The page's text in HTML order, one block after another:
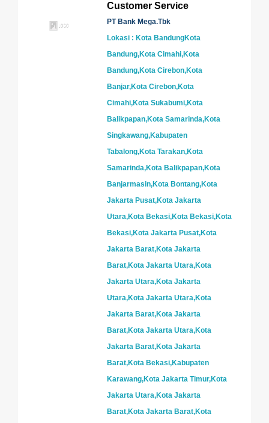
Customer Service
PT Bank Mega.Tbk
Lokasi : Kota BandungKota
Bandung,Kota Cimahi,Kota
Bandung,Kota Cirebon,Kota
Banjar,Kota Cirebon,Kota
Cimahi,Kota Sukabumi,Kota
Balikpapan,Kota Samarinda,Kota
Singkawang,Kabupaten
Tabalong,Kota Tarakan,Kota
Samarinda,Kota Balikpapan,Kota
Banjarmasin,Kota Bontang,Kota
Jakarta Pusat,Kota Jakarta
Utara,Kota Bekasi,Kota Bekasi,Kota
Bekasi,Kota Jakarta Pusat,Kota
Jakarta Barat,Kota Jakarta
Barat,Kota Jakarta Utara,Kota
Jakarta Utara,Kota Jakarta
Utara,Kota Jakarta Utara,Kota
Jakarta Barat,Kota Jakarta
Barat,Kota Jakarta Utara,Kota
Jakarta Barat,Kota Jakarta
Barat,Kota Bekasi,Kabupaten
Karawang,Kota Jakarta Timur,Kota
Jakarta Utara,Kota Jakarta
Barat,Kota Jakarta Barat,Kota